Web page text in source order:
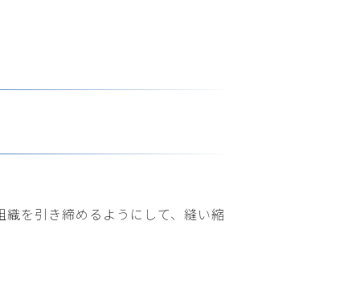
を引き締めるようにして、縫い縮